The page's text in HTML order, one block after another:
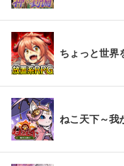
ちょっと世界
ねこ天下～我